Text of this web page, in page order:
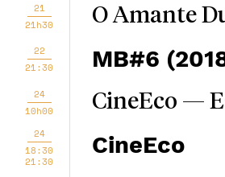
21
21h30
O Amante
22
21:30
MB#6
24
10h00
CineEco —
24
18:30
21:30
CineEco